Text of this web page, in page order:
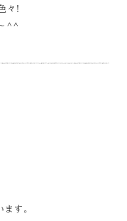
！
^^
す。